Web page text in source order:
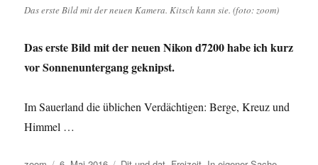
Das erste Bild mit der neuen Kamera. Kitsch kann sie. (foto: zoom)
Das erste Bild mit der neuen Nikon d7200 habe ich kurz
vor Sonnenuntergang geknipst.
Im Sauerland die üblichen Verdächtigen: Berge, Kreuz und
Himmel …